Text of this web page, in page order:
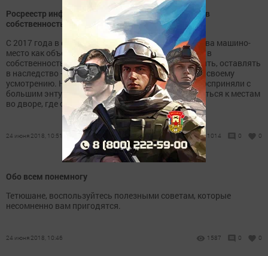
Росреестр информирует: Как оформить парковку в
собственность
С 2017 года в связи с изменением законодательства машино-
место как объект недвижимости можно оформить в
собственность, а, следовательно, продавать, дарить, оставлять
в наследство - иными словами, распоряжаться по своему
усмотрению. Новость об этом многие граждане восприняли с
большим энтузиазмом и уже начали присматриваться к местам
во дворе, где обычно паркуют автомобиль.
24 июня 2018, 10:51 1014 0 0
Обо всем понемногу
Тетюшане, воспользуйтесь полезными советам, которые
несомненно вам пригодятся.
24 июня 2018, 10:46 1587 0 0